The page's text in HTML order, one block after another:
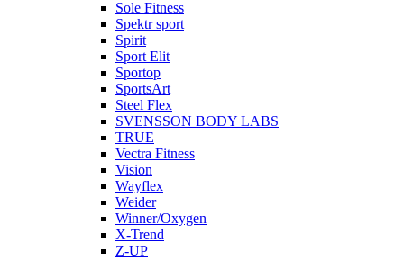
Sole Fitness
Spektr sport
Spirit
Sport Elit
Sportop
SportsArt
Steel Flex
SVENSSON BODY LABS
TRUE
Vectra Fitness
Vision
Wayflex
Weider
Winner/Oxygen
X-Trend
Z-UP